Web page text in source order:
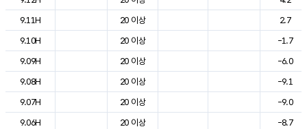
9.11H
20 이상
2.7
9.10H
20 이상
-1.7
9.09H
20 이상
-6.0
9.08H
20 이상
-9.1
9.07H
20 이상
-9.0
9.06H
20 이상
-8.7